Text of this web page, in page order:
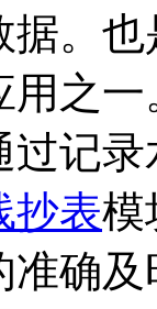
。
用之
记
抄表模
准确